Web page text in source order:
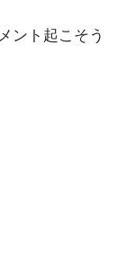
ント起こそう